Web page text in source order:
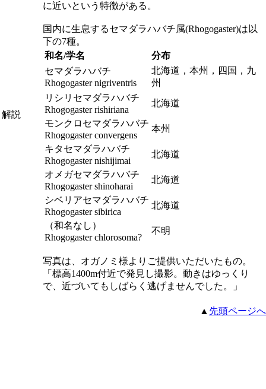
解説
に近いという特徴がある。
国内に生息するセマダラハバチ属(Rhogogaster)は以
下の7種。
和名/学名
分布
セマダラハバチ
Rhogogaster nigriventris
北海道，本州，四国，九
州
リシリセマダラハバチ
Rhogogaster rishiriana
北海道
モンクロセマダラハバチ
Rhogogaster convergens
本州
キタセマダラハバチ
Rhogogaster nishijimai
北海道
オメガセマダラハバチ
Rhogogaster shinoharai
北海道
シベリアセマダラハバチ
Rhogogaster sibirica
北海道
（和名なし）
Rhogogaster chlorosoma?
不明
写真は、オガノミ様よりご提供いただいたもの。
「標高1400m付近で発見し撮影。動きはゆっくり
で、近づいてもしばらく逃げませんでした。」
▲ 先頭ページへ